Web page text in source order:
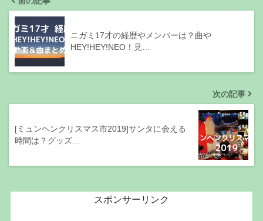
ニガミ17才の経歴やメンバーは？曲や
HEY!HEY!NEO！見…
次の記事
[ミュンヘンクリスマス市2019]サンタに会える
時間は？グッズ…
スポンサーリンク